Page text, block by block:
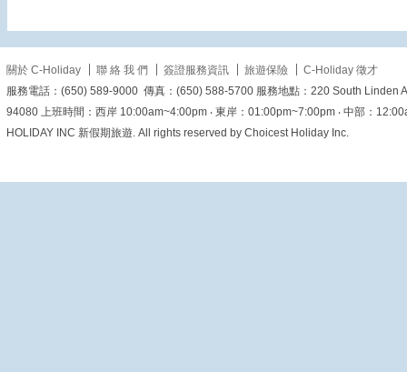
願秋風送來平安，也帶來
新的希望。
View on Facebook · Share
關於 C-Holiday 聯 絡 我 們 簽證服務資訊 旅遊保險
C-Holiday 徵才
服務電話：(650) 589-9000 傳真：(650) 588-5700 服務地點：220 South Linden
94080 上班時間：西岸 10:00am~4:00pm ‧ 東岸：01:00pm~7:00pm ‧ 中部：
HOLIDAY INC 新假期旅遊. All rights reserved by Choicest Holiday Inc.